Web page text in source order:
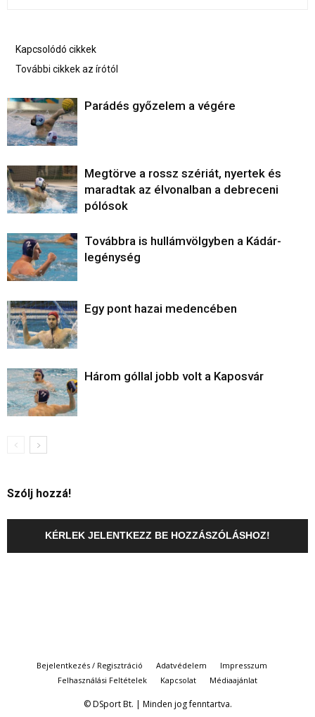
Kapcsolódó cikkek
További cikkek az írótól
Parádés győzelem a végére
Megtörve a rossz szériát, nyertek és
maradtak az élvonalban a debreceni
pólósok
Továbbra is hullámvölgyben a Kádár-
legénység
Egy pont hazai medencében
Három góllal jobb volt a Kaposvár
Szólj hozzá!
KÉRLEK JELENTKEZZ BE HOZZÁSZÓLÁSHOZ!
Bejelentkezés / Regisztráció Adatvédelem
Impresszum
Felhasználási Feltételek
Kapcsolat Médiaajánlat
© DSport Bt. | Minden jog fenntartva.